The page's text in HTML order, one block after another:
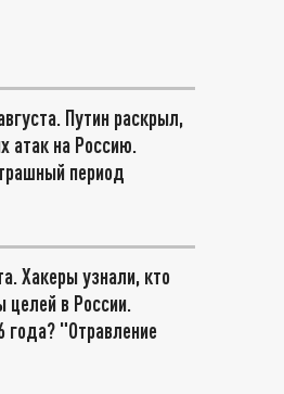
Путин раскрыл,
атак на Россию.
период
Хакеры узнали, кто
в России.
года? "Отравление